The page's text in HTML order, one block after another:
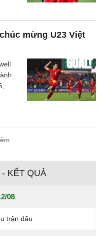
mừng U23 Việt
KẾT QUẢ
08
trận đấu